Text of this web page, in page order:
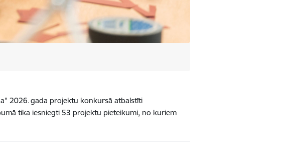
2026. gada projektu konkursā atbalstīti
tika iesniegti 53 projektu pieteikumi, no kuriem